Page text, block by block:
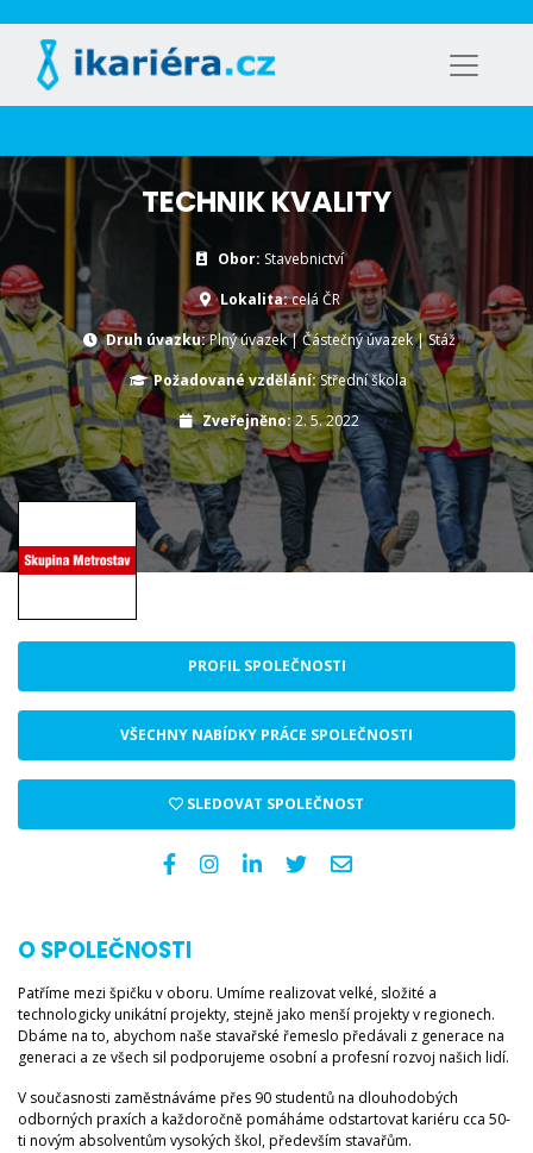
TECHNIK KVALITY
Obor: Stavebnictví
Lokalita:celá ČR
Druh úvazku:Plný úvazek|Částečný úvazek|Stáž
Požadované vzdělání:Střední škola
Zveřejněno:2. 5. 2022
PROFIL SPOLEČNOSTI
VŠECHNY NABÍDKY PRÁCE SPOLEČNOSTI
SLEDOVAT SPOLEČNOST
O SPOLEČNOSTI
Patříme mezi špičku v oboru. Umíme realizovat velké, složité a
technologicky unikátní projekty, stejně jako menší projekty v regionech.
Dbáme na to, abychom naše stavařské řemeslo předávali z generace na
generaci a ze všech sil podporujeme osobní a profesní rozvoj našich lidí.
V současnosti zaměstnáváme přes 90 studentů na dlouhodobých
odborných praxích a každoročně pomáháme odstartovat kariéru cca 50-
ti novým absolventům vysokých škol, především stavařům.